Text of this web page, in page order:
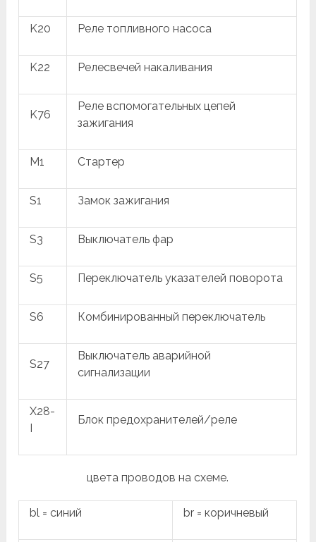
K20 Реле топливного насоса
K22 Релесвечей накаливания
K76
Реле вспомогательных цепей
зажигания
M1 Стартер
S1 Замок зажигания
S3 Выключатель фар
S5 Переключатель указателей поворота
S6 Комбинированный переключатель
S27
Выключатель аварийной
сигнализации
X28-
Блок предохранителей/реле
цвета проводов на схеме.
bl = синий br = коричневый